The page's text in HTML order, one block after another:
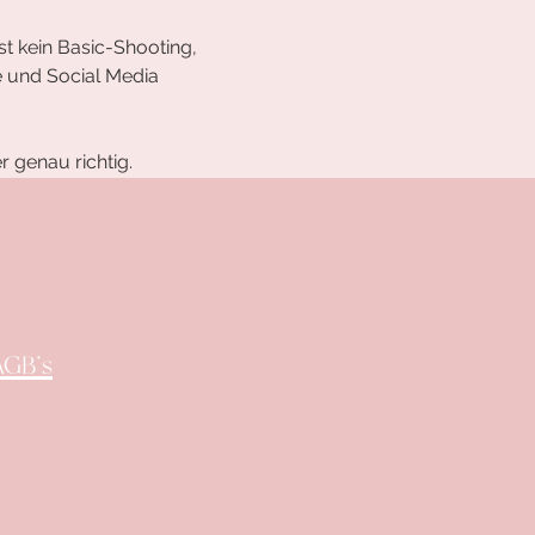
kein Basic-Shooting,
Social Media
genau richtig.